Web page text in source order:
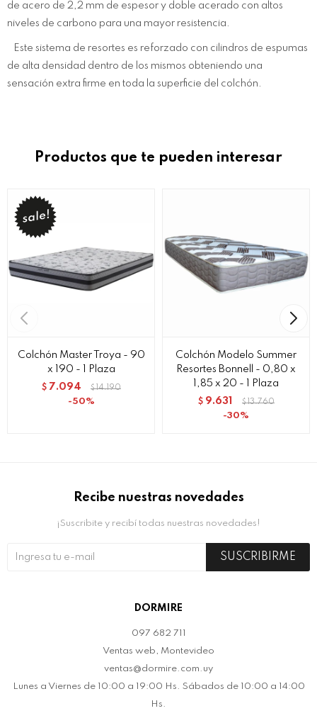
de acero de 2,2 mm de espesor y doble acerado con altos
niveles de carbono para una mayor resistencia.
Este sistema de resortes es reforzado con cilindros de espumas
de alta densidad dentro de los mismos obteniendo una
sensación extra firme en toda la superficie del colchón.
Productos que te pueden interesar
Colchón Master Troya - 90
x 190 - 1 Plaza
$ 7.094 $ 14.190
50
Colchón Modelo Summer
Resortes Bonnell - 0,80 x
1,85 x 20 - 1 Plaza
$ 9.631 $ 13.760
30
DORMIRE
097 682 711
Ventas web, Montevideo
ventas@dormire.com.uy
Lunes a Viernes de 10:00 a 19:00 Hs. Sábados de 10:00 a 14:00
Hs.
Recibe nuestras novedades
¡Suscribite y recibí todas nuestras novedades!
SUSCRIBIRME